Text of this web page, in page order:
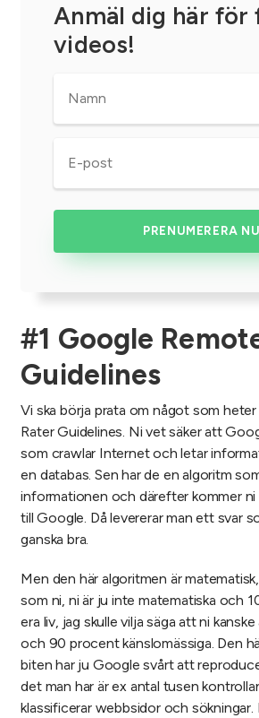
Anmäl dig här för
videos!
post *
#1 Google
Guidelines
Vi ska börja prata om något som
Rater Guidelines. Ni vet säker att
som crawlar Internet och letar
en databas. Sen har de en algoritm
informationen och därefter kommer ni
till Google. Då levererar man ett svar
ganska bra.
Men den här algoritmen är
som ni, ni är ju inte matematiska och
era liv, jag skulle vilja säga att ni
och 90 procent känslomässiga. Den
biten har ju Google svårt att
det man har är ex antal tusen
klassificerar webbsidor och sökningar.